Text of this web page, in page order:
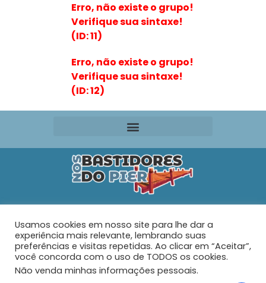
Erro, não existe o grupo!
Verifique sua sintaxe!
(ID: 11)
Erro, não existe o grupo!
Verifique sua sintaxe!
(ID: 12)
Rua Maria de Souza Santos Nº 159 – AP 401 –
Tabuleiro – Barra Velha – SC
© 2026 - Nos Bastidores do Pier - Todos os direitos
Usamos cookies em nosso site para lhe dar a
experiência mais relevante, lembrando suas
preferências e visitas repetidas. Ao clicar em “Aceitar”,
você concorda com o uso de TODOS os cookies.
Não venda minhas informações pessoais.